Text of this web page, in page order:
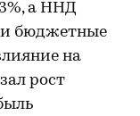
а ННД
бюджетные
на
рост